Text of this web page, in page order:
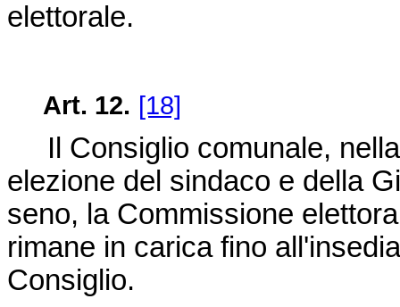
elettorale.
Art. 12. [18]
Il Consiglio comunale,
elezione del sindaco e della
seno, la Commissione
rimane in carica fino
Consiglio.